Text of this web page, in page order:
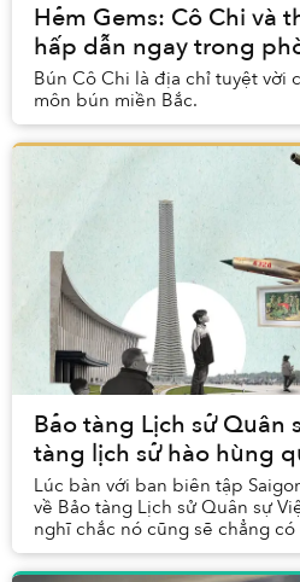
Hẻm Gems: Cô Chi và
hấp dẫn ngay trong
Bún Cô Chi là địa chỉ tuyệt vời
môn bún miền Bắc.
Bảo tàng Lịch sử Quân
tàng lịch sử hào hùng
Lúc bàn với ban biên tập
về Bảo tàng Lịch sử Quân sự
nghĩ chắc nó cũng sẽ chẳng